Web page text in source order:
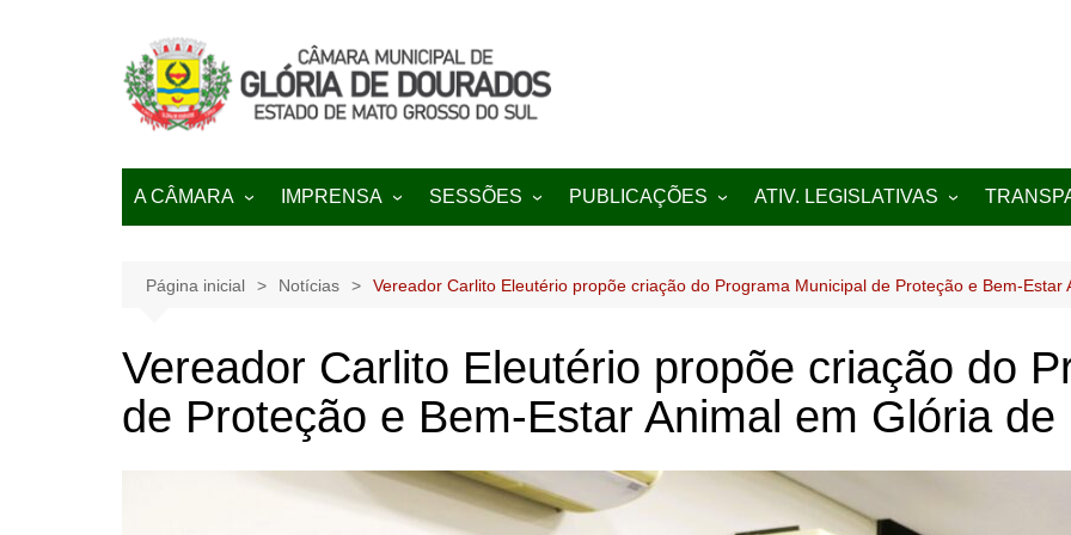
A CÂMARA
Regimento Interno
IMPRENSA
Galeria de Transmissões
SESSÕES PUBLICAÇÕES
Decretos
ATIV. LEGISLATIVAS
Moções
Diário
Página inicial Notícias Vereador Carlito Eleutério propõe criação do Programa Municipal de Proteção e Bem-Estar
Vereador Carlito Eleutério propõe criação do
de Proteção e Bem-Estar Animal em Glória de